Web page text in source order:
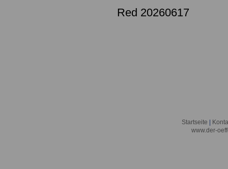
Red 20260617
Startseite
www.der-